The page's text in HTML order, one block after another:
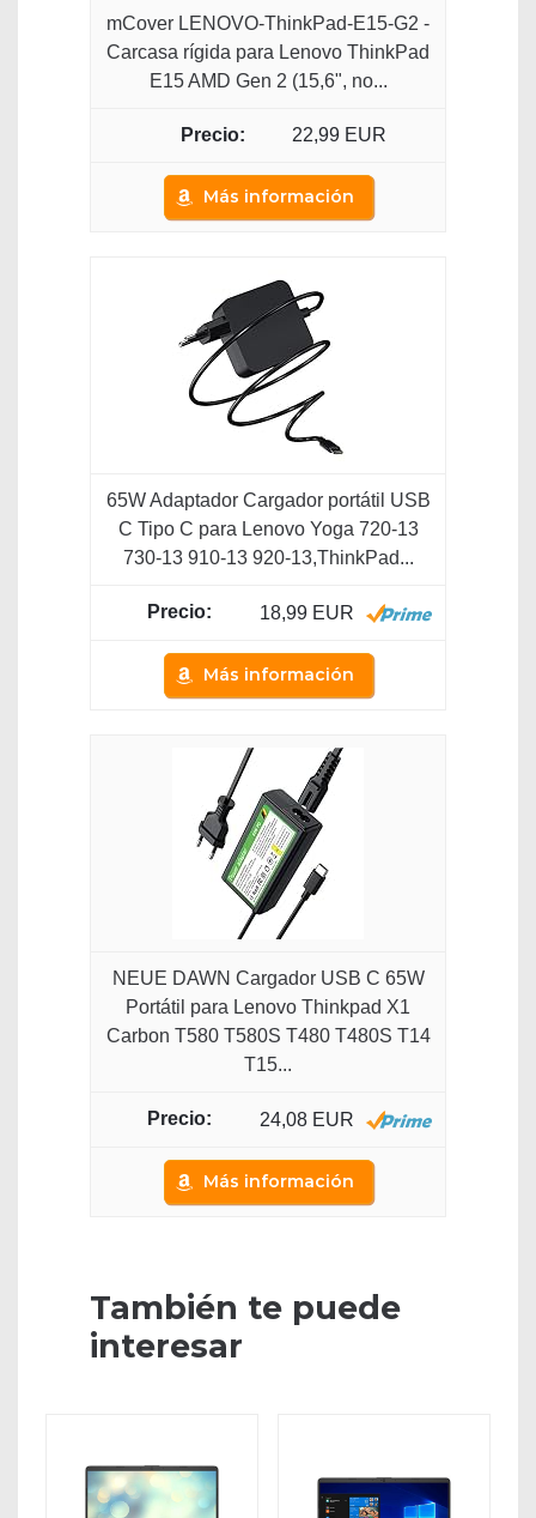
mCover LENOVO-ThinkPad-E15-G2 -
Carcasa rígida para Lenovo ThinkPad
E15 AMD Gen 2 (15,6", no...
22,99 EUR
Más información
65W Adaptador Cargador portátil USB
C Tipo C para Lenovo Yoga 720-13
730-13 910-13 920-13,ThinkPad...
18,99 EUR
Más información
NEUE DAWN Cargador USB C 65W
Portátil para Lenovo Thinkpad X1
Carbon T580 T580S T480 T480S T14
T15...
24,08 EUR
Más información
También te puede
interesar